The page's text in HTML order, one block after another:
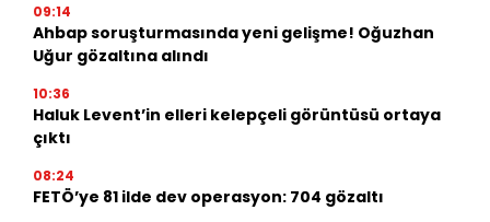
09:14
Ahbap soruşturmasında yeni gelişme! Oğuzhan
Uğur gözaltına alındı
10:36
Haluk Levent’in elleri kelepçeli görüntüsü ortaya
çıktı
08:24
FETÖ’ye 81 ilde dev operasyon: 704 gözaltı